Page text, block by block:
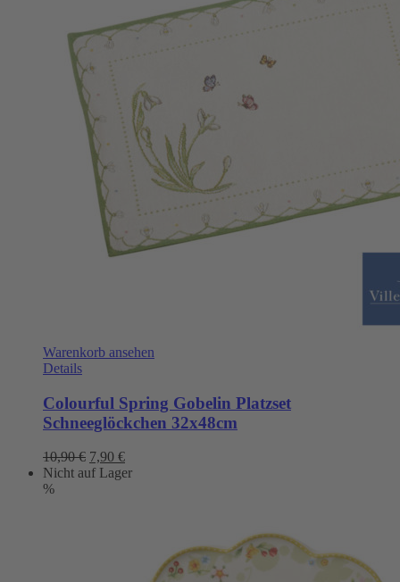
Warenkorb ansehen
Details
Colourful Spring Gobelin Platzset
Schneeglöckchen 32x48cm
10,90€ Ursprünglicher
Preis
7,90 €Aktueller
Preis
Nicht auf Lager
%